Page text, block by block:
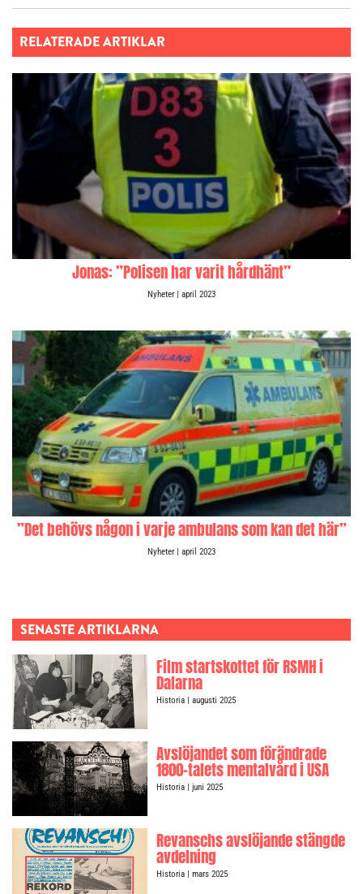
RELATERADE ARTIKLAR
Jonas: ”Polisen har varit hårdhänt”
Nyheter | april 2023
”Det behövs någon i varje ambulans som kan det här”
Nyheter | april 2023
SENASTE ARTIKLARNA
Film startskottet för RSMH i
Dalarna
Historia| augusti 2025
Avslöjandet som förändrade
1800-talets mentalvård i USA
Historia| juni 2025
Revanschs avslöjande stängde
avdelning
Historia| mars 2025